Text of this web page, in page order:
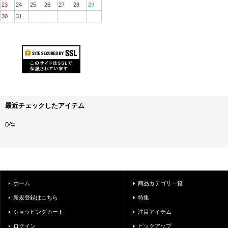
23 24 25 26 27 28
29
30
31
最近チェックしたアイテム
0件
ホーム
新規登録はこちら
ショッピングカート
ログイン
商品カテゴリ一覧
特集
注目アイテム
ピックアップ